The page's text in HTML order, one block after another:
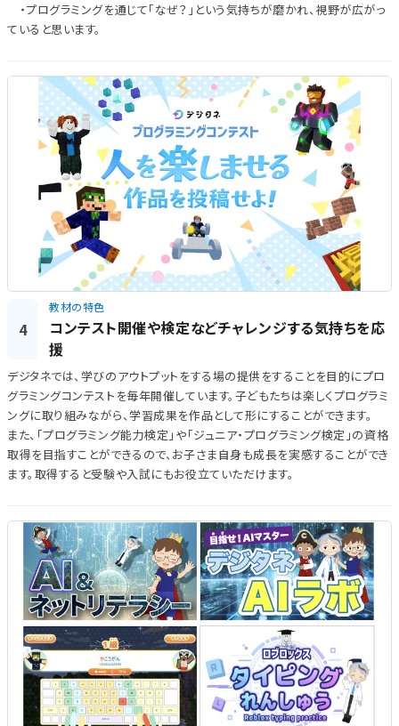
・プログラミングを通じて「なぜ？」という気持ちが磨かれ、視野が広がっ
ていると思います。
4
教材の特色
コンテスト開催や検定などチャレンジする気持ちを応
援
デジタネでは、学びのアウトプットをする場の提供をすることを目的にプロ
グラミングコンテストを毎年開催しています。子どもたちは楽しくプログラミ
ングに取り組みながら、学習成果を作品として形にすることができます。
また、「プログラミング能力検定」や「ジュニア・プログラミング検定」の資格
取得を目指すことができるので、お子さま自身も成長を実感することができ
ます。取得すると受験や入試にもお役立ていただけます。